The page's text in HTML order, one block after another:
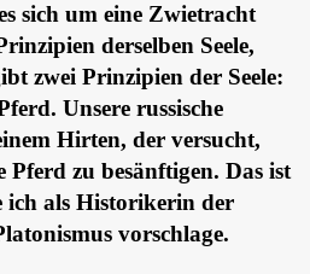
sich um eine Zwietracht
derselben Seele,
zwei Prinzipien der Seele:
Unsere russische
Hirten, der versucht,
Pferd zu besänftigen. Das ist
als Historikerin der
vorschlage.